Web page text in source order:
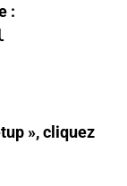
:
», cliquez